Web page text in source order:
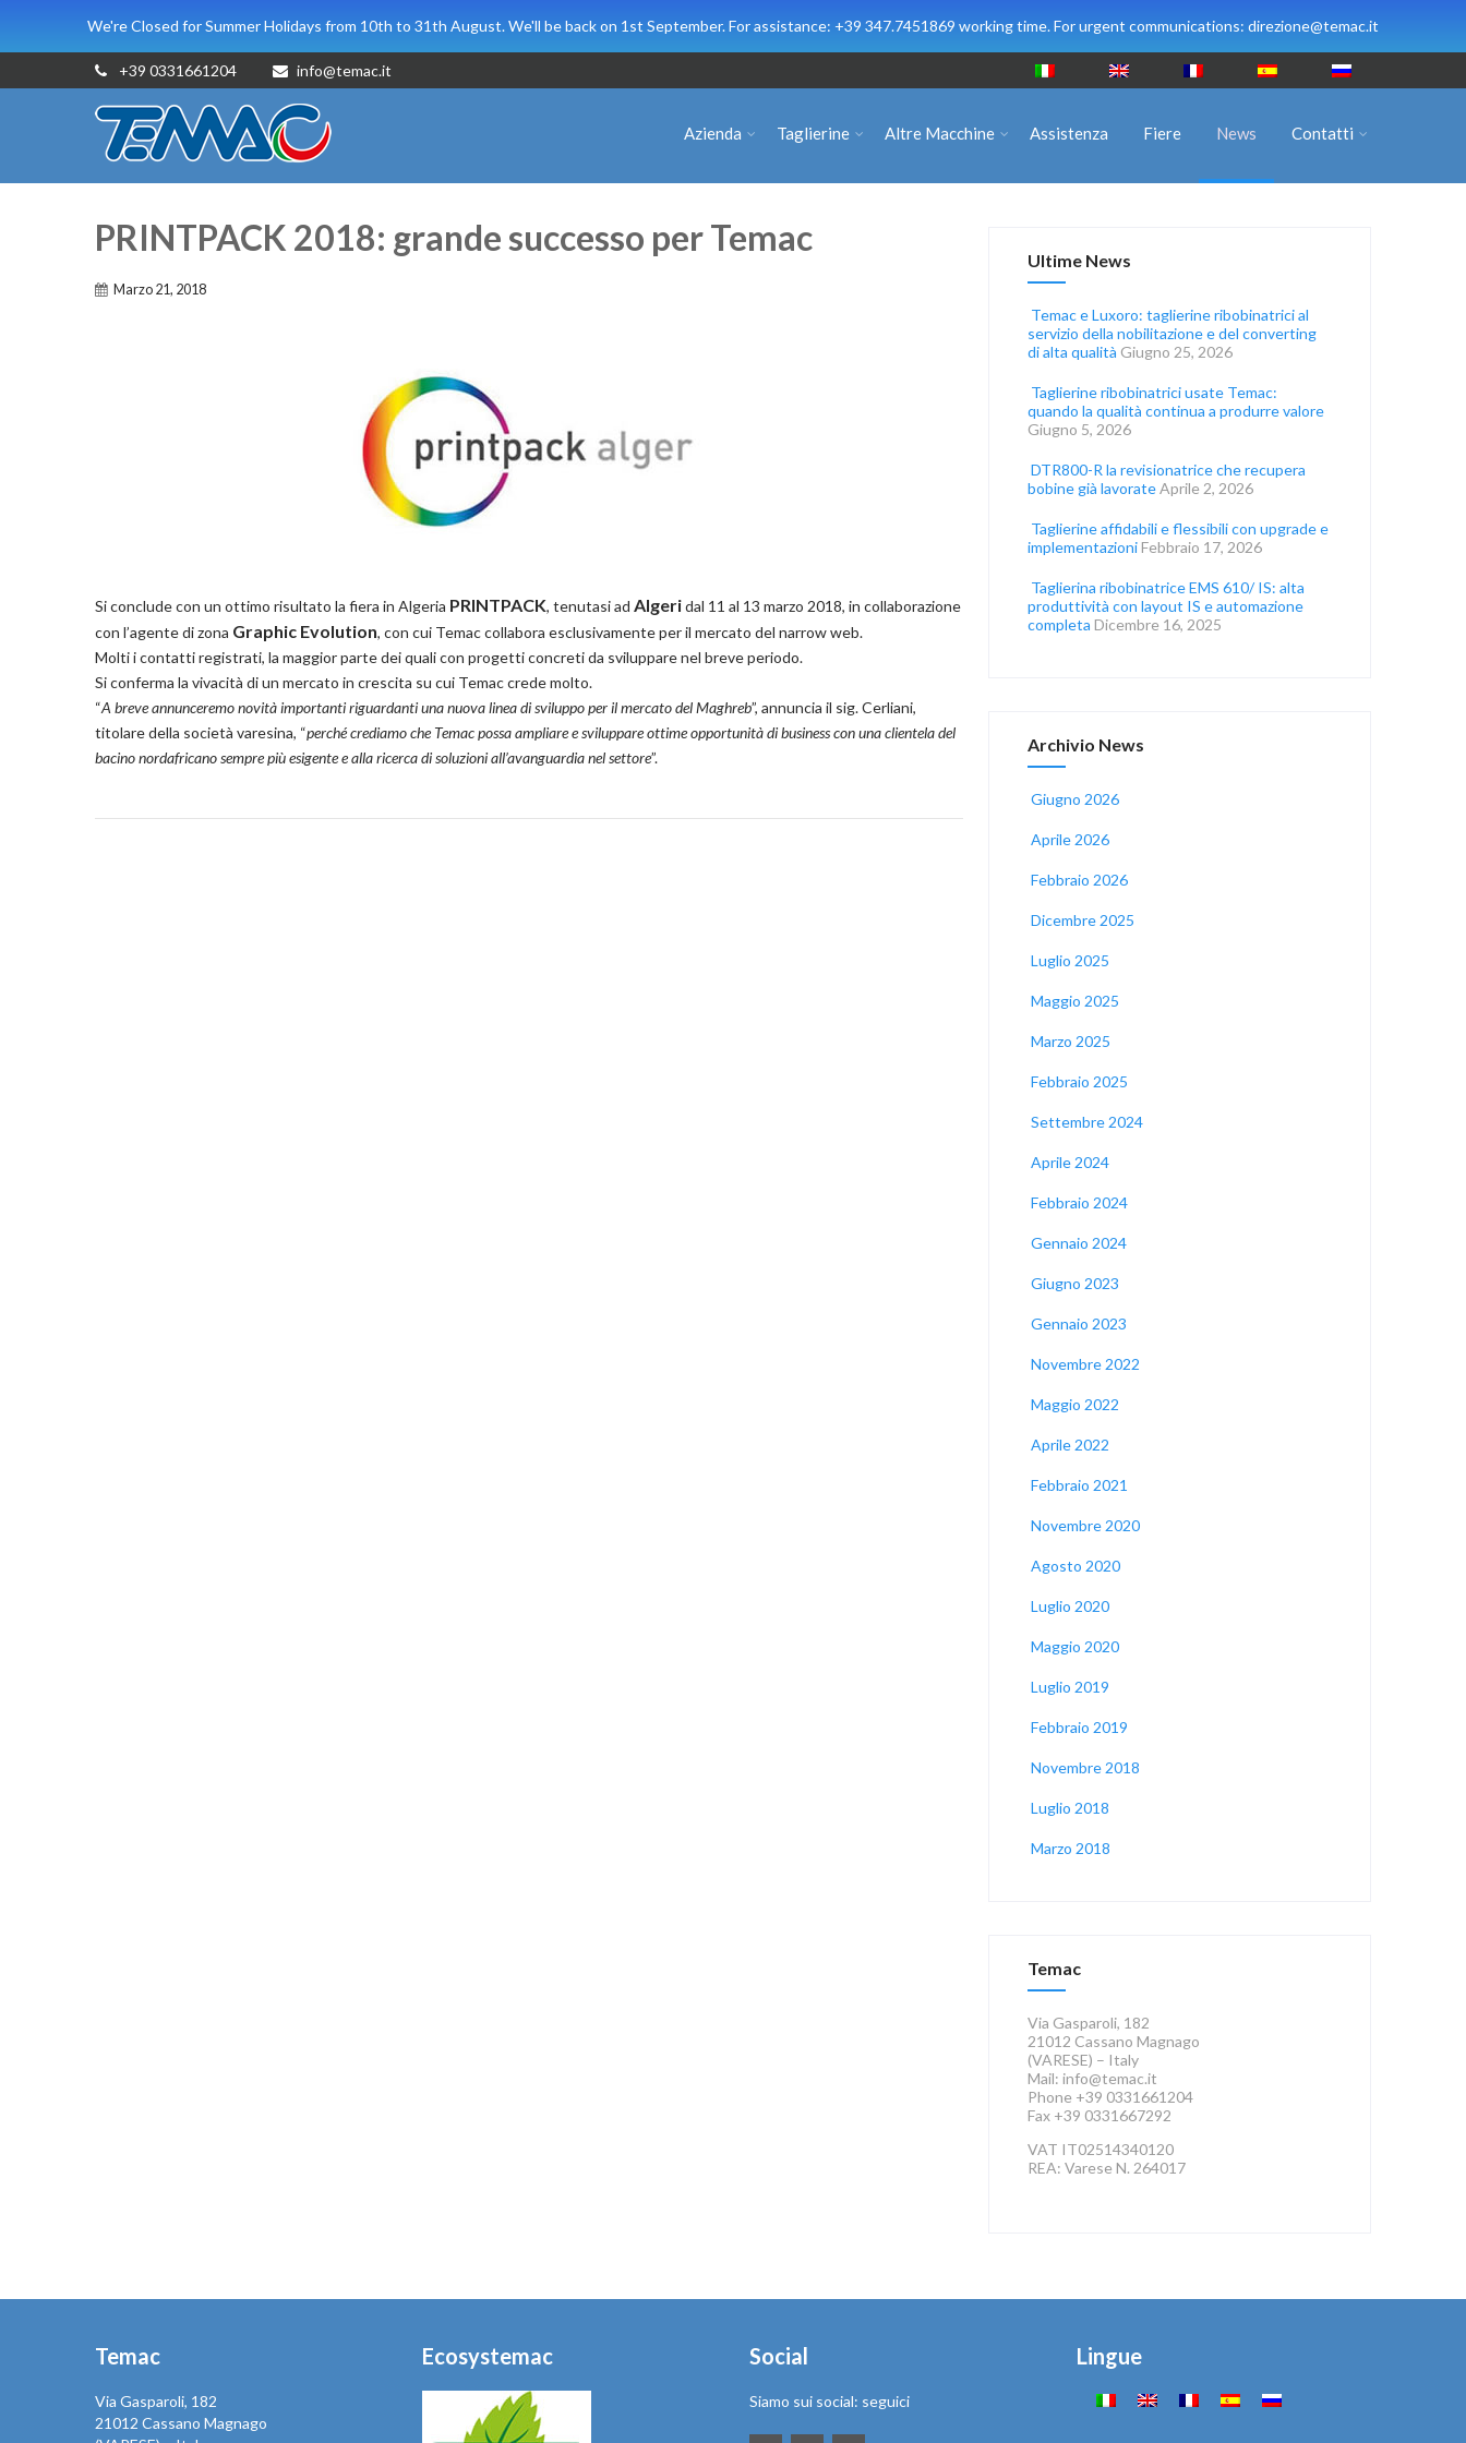
We're Closed for Summer Holidays from 10th to 31th August. We'll be back on 1st September. For assistance: +39 347.7451869 working time. For urgent communications: direzione@temac.it
+39 0331661204 info@temac.it
Azienda Taglierine Altre Macchine Assistenza Fiere News Contatti
PRINTPACK 2018: grande successo per Temac
Marzo 21, 2018
Si conclude con un ottimo risultato la fiera in Algeria PRINTPACK, tenutasi ad Algeridal 11 al 13 marzo 2018, in collaborazione
con l’agente di zona Graphic Evolution, con cui Temac collabora esclusivamente per il mercato del narrow web.
Molti i contatti registrati, la maggior parte dei quali con progetti concreti da sviluppare nel breve periodo.
Si conferma la vivacità di un mercato in crescita su cui Temac crede molto.
“A breve annunceremo novità importanti riguardanti una nuova linea di sviluppo per il mercato del Maghreb”, annuncia il sig. Cerliani,
titolare della società varesina, “perché crediamo che Temac possa ampliare e sviluppare ottime opportunità di business con una clientela del
bacino nordafricano sempre più esigente e alla ricerca di soluzioni all’avanguardia nel settore”.
Ultime News
Temac e Luxoro: taglierine ribobinatrici al
servizio della nobilitazione e del converting
di alta qualità Giugno 25, 2026
Taglierine ribobinatrici usate Temac:
quando la qualità continua a produrre valore
Giugno 5, 2026
DTR800-R la revisionatrice che recupera
bobine già lavorateAprile 2, 2026
Taglierine affidabili e flessibili con upgrade e
implementazioniFebbraio 17, 2026
Taglierina ribobinatrice EMS 610/ IS: alta
produttività con layout IS e automazione
completa Dicembre 16, 2025
Archivio News
Giugno 2026
Aprile 2026
Febbraio 2026
Dicembre 2025
Luglio 2025
Maggio 2025
Marzo 2025
Febbraio 2025
Settembre 2024
Aprile 2024
Febbraio 2024
Gennaio 2024
Giugno 2023
Gennaio 2023
Novembre 2022
Maggio 2022
Aprile 2022
Febbraio 2021
Novembre 2020
Agosto 2020
Luglio 2020
Maggio 2020
Luglio 2019
Febbraio 2019
Novembre 2018
Luglio 2018
Marzo 2018
Temac
Via Gasparoli, 182
21012 Cassano Magnago
(VARESE) – Italy
Mail: info@temac.it
Phone +39 0331661204
Fax +39 0331667292
VAT IT02514340120
REA: Varese N. 264017
Temac
Via Gasparoli, 182
21012 Cassano Magnago
Ecosystemac Social
Siamo sui social: seguici
Lingue